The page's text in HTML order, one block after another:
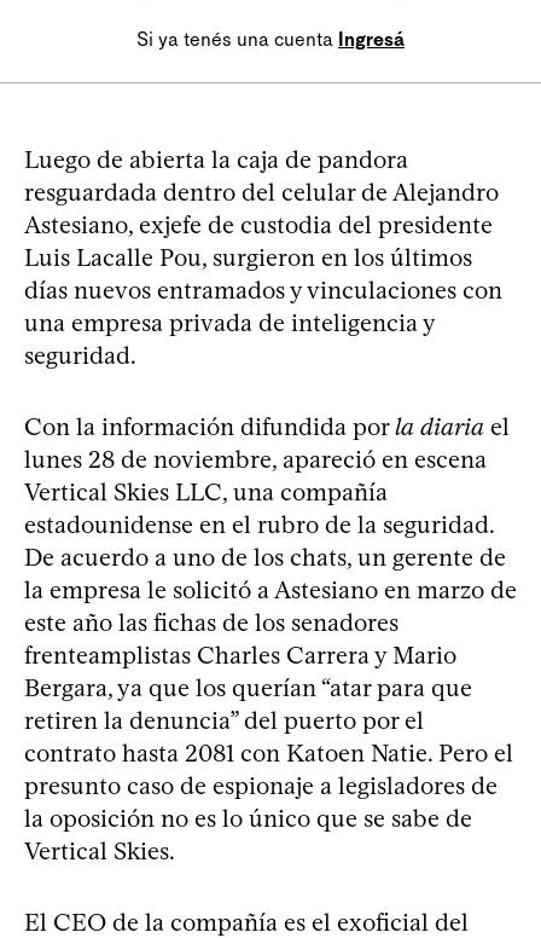
Si ya tenés una cuenta Ingresá
Luego de abierta la caja de pandora
resguardada dentro del celular de Alejandro
Astesiano, exjefe de custodia del presidente
Luis Lacalle Pou, surgieron en los últimos
días nuevos entramados y vinculaciones con
una empresa privada de inteligencia y
seguridad.
Con la información difundida porla diaria el
lunes 28 de noviembre, apareció en escena
Vertical Skies LLC, una compañía
estadounidense en el rubro de la seguridad.
De acuerdo a uno de los chats, un gerente de
la empresa le solicitó a Astesiano en marzo de
este año las fichas de los senadores
frenteamplistas Charles Carrera y Mario
Bergara, ya que los querían “atar para que
retiren la denuncia” del puerto por el
contrato hasta 2081 con Katoen Natie. Pero el
presunto caso de espionaje a legisladores de
la oposición no es lo único que se sabe de
Vertical Skies.
El CEO de la compañía es el exoficial del